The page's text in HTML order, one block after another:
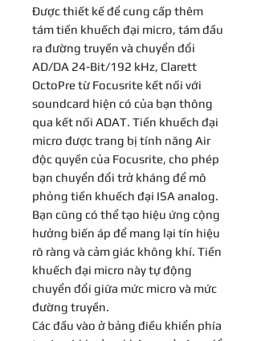
Được thiết kế để cung cấp thêm
tám tiền khuếch đại micro, tám đầu
ra đường truyền và chuyển đổi
AD/DA 24-Bit/192 kHz, Clarett
OctoPre từ Focusrite kết nối với
soundcard hiện có của bạn thông
qua kết nối ADAT. Tiền khuếch đại
micro được trang bị tính năng Air
độc quyền của Focusrite, cho phép
bạn chuyển đổi trở kháng để mô
phỏng tiền khuếch đại ISA analog.
Bạn cũng có thể tạo hiệu ứng cộng
hưởng biến áp để mang lại tín hiệu
rõ ràng và cảm giác không khí. Tiền
khuếch đại micro này tự động
chuyển đổi giữa mức micro và mức
đường truyền.
Các đầu vào ở bảng điều khiển phía